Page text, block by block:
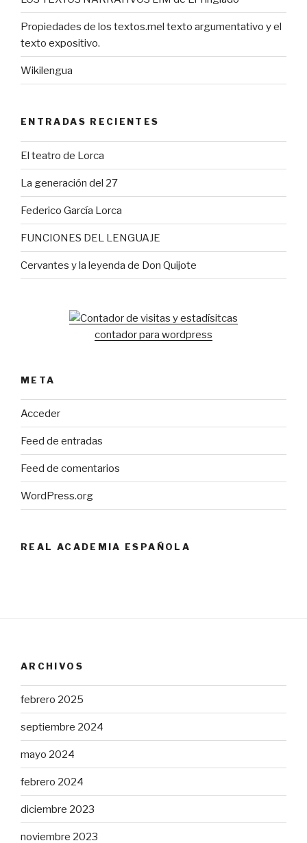
Propiedades de los textos.mel texto argumentativo y el
texto expositivo.
Wikilengua
ENTRADAS RECIENTES
El teatro de Lorca
La generación del 27
Federico García Lorca
FUNCIONES DEL LENGUAJE
Cervantes y la leyenda de Don Quijote
contador para wordpress
META
Acceder
Feed de entradas
Feed de comentarios
WordPress.org
REAL ACADEMIA ESPAÑOLA
ARCHIVOS
febrero 2025
septiembre 2024
mayo 2024
febrero 2024
diciembre 2023
noviembre 2023